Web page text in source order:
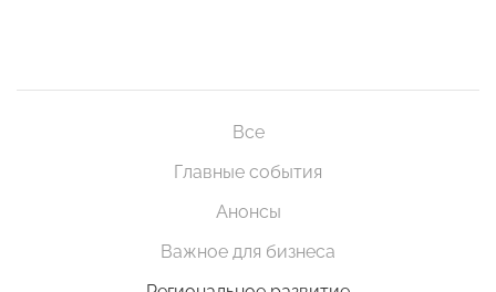
Все
Главные события
Анонсы
Важное для бизнеса